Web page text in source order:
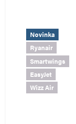
Novinka
Ryanair
Smartwings
EasyJet
Wizz Air